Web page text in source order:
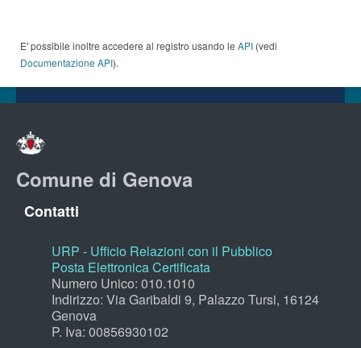
E' possibile inoltre accedere al registro usando le API (vedi
Documentazione API).
Comune di Genova
Contatti
URP - Ufficio Relazioni con il Pubblico
Posta Elettronica Certificata
Numero Unico: 010.1010
Indirizzo: Via Garibaldi 9, Palazzo Tursi, 16124
Genova
P. Iva: 00856930102